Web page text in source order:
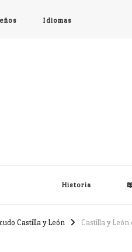
Idiomas
Historia
Castilla y León Castilla y León